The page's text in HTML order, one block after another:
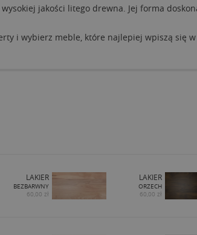
jakości litego drewna. Jej forma
i wybierz meble, które najlepiej wpiszą się
LAKIER
BEZBARWNY
60,00 zł
LAKIER
ORZECH
60,00 zł